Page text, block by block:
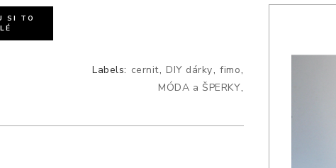
SI TO
Labels: cernit, DIY dárky, fimo,
MÓDA a ŠPERKY,